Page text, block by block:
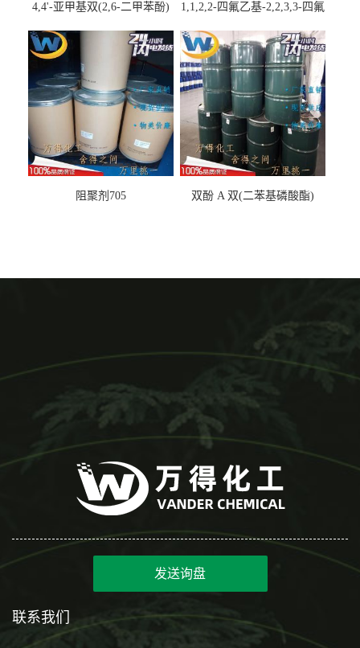
4,4'-亚甲基双(2,6-二甲苯酚)
1,1,2,2-四氟乙基-2,2,3,3-四氟
阻聚剂705 双酚 A 双(二苯基磷酸酯)
发送询盘
联系我们